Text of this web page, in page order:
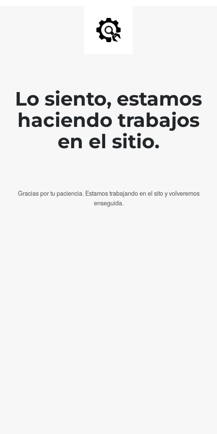
Lo siento, estamos
haciendo trabajos
en el sitio.
Gracias por tu paciencia. Estamos trabajando en el sito y volveremos
enseguida.